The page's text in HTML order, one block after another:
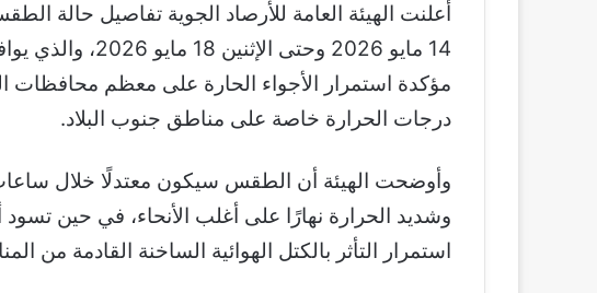
أعلنت الهيئة العامة للأرصاد الجوية تفاصيل حالة
14 مايو 2026 وحتى
مؤكدة استمرار الأجواء الحارة على معظم محافظات
درجات الحرارة خاصة على مناطق جنوب البلاد.
وأوضحت الهيئة أن الطقس سيكون معتدلًا خلال ساعات
وشديد الحرارة نهارًا على أغلب الأنحاء، في حين تسود
استمرار التأثر بالكتل الهوائية الساخنة القادمة من